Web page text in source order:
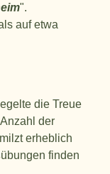
".
auf etwa
die Treue
der
erheblich
finden